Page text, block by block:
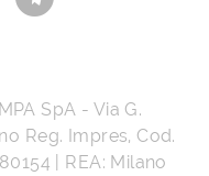
SpA - Via G.
Reg. Impres, Cod.
| REA: Milano